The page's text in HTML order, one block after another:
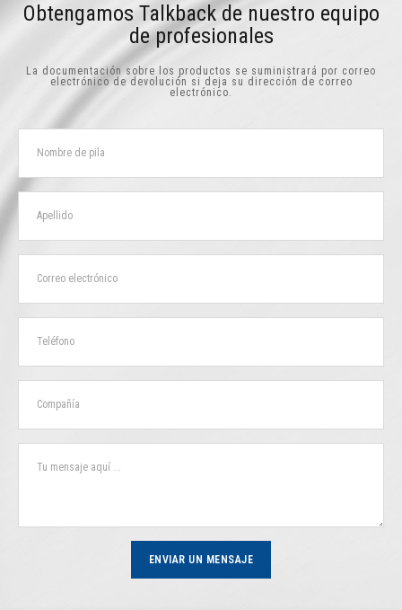
Obtengamos Talkback de nuestro equipo
de profesionales
La documentación sobre los productos se suministrará por correo
electrónico de devolución si deja su dirección de correo
electrónico.
ENVIAR UN MENSAJE